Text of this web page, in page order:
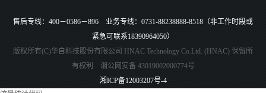
售后专线：400－0586－896 业务专线：0731-88238888-8518（非工作时段或
紧急可联系18390964050）
版权所有(C)华自科技股份有限公司 HNAC Technology Co.Ltd. (HNAC) 保留所
有权利 湘公网安备 43019002000774号
湘ICP备12003207号-4